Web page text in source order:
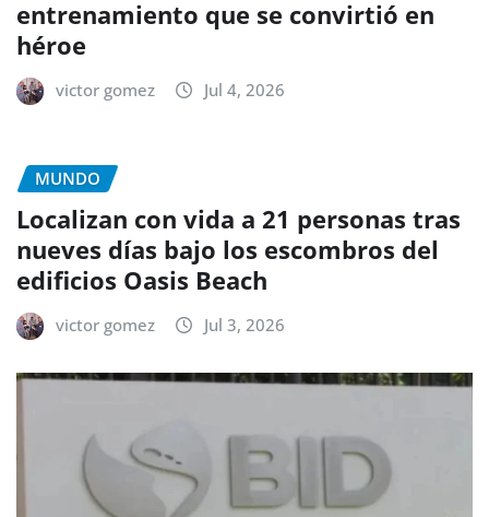
entrenamiento que se convirtió en
héroe
victor gomez Jul 4, 2026
MUNDO
Localizan con vida a 21 personas tras
nueves días bajo los escombros del
edificios Oasis Beach
victor gomez Jul 3, 2026